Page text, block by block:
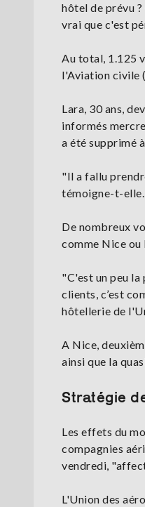
hôtel de prévu
vrai que c'est
Au total, 1.125
l'Aviation civile
Lara, 30 ans,
informés
a été supprimé
"Il a fallu
témoigne-t-elle.
De nombreux
comme Nice ou
"C'est un peu
clients, c’est
hôtellerie de
A Nice,
ainsi que la
Stratégie
Les effets du
compagnies
vendredi,
L'Union des